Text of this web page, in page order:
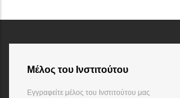
Μέλος του Ινστιτούτου
Εγγραφείτε μέλος του Ινστιτούτου μας